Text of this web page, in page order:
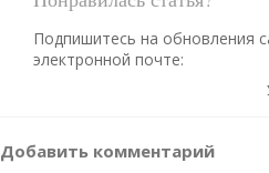
Подпишитесь на обновления
электронной почте:
Добавить комментарий